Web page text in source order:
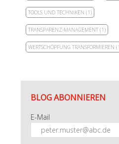
TOOLS UND TECHNIKEN(1)
TRANSPARENZ-MANAGEMENT(1)
WERTSCHÖPFUNG TRANSFORMIEREN
BLOG ABONNIEREN
E-Mail